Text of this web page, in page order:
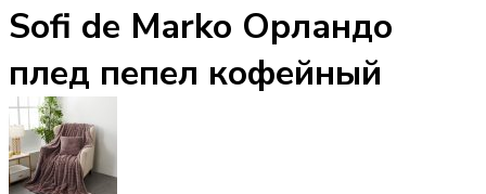
Sofi de Marko Орландо
плед пепел кофейный